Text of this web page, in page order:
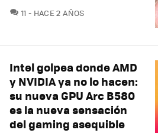
11 COMENTARIOS
HACE 2 AÑOS
Intel golpea donde AMD
y NVIDIA ya no lo hacen:
su nueva GPU Arc B580
es la nueva sensación
del gaming asequible